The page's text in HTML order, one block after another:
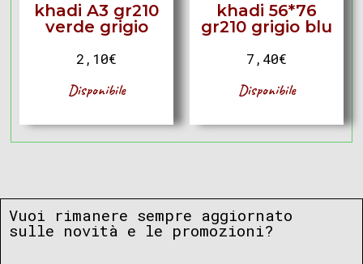
khadi A3 gr210
verde grigio
2,10€
Disponibile
khadi 56*76
gr210 grigio blu
7,40€
Disponibile
Vuoi rimanere sempre aggiornato
sulle novità e le promozioni?